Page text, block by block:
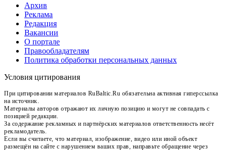
Архив
Реклама
Редакция
Вакансии
О портале
Правообладателям
Политика обработки персональных данных
Условия цитирования
При цитировании материалов RuBaltic.Ru обязательна активная гиперссылка
на источник.
Материалы авторов отражают их личную позицию и могут не совпадать с
позицией редакции.
За содержание рекламных и партнёрских материалов ответственность несёт
рекламодатель.
Если вы считаете, что материал, изображение, видео или иной объект
размещён на сайте с нарушением ваших прав, направьте обращение через